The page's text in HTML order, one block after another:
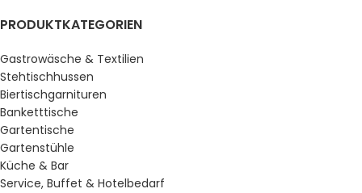
PRODUKTKATEGORIEN
Gastrowäsche & Textilien
Stehtischhussen
Biertischgarnituren
Banketttische
Gartentische
Gartenstühle
Küche & Bar
Service, Buffet & Hotelbedarf